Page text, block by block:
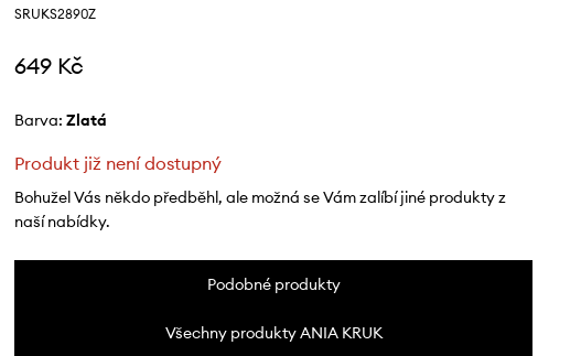
SRUKS2890Z
649 Kč
Barva: zlatá
Produkt již není dostupný
Bohužel Vás někdo předběhl, ale možná se Vám zalíbí jiné produkty z
naší nabídky.
Podobné produkty
Všechny produkty ANIA KRUK